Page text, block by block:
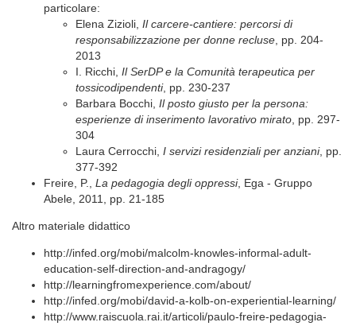
particolare:
Elena Zizioli, Il carcere-cantiere: percorsi di
responsabilizzazione per donne recluse , pp. 204-
2013
I. Ricchi, Il SerDP e la Comunità terapeutica per
tossicodipendenti, pp. 230-237
Barbara Bocchi, Il posto giusto per la persona:
esperienze di inserimento lavorativo mirato , pp. 297-
304
Laura Cerrocchi, I servizi residenziali per anziani, pp.
377-392
Freire, P., La pedagogia degli oppressi, Ega - Gruppo
Abele, 2011, pp. 21-185
Altro materiale didattico
http://infed.org/mobi/malcolm-knowles-informal-adult-
education-self-direction-and-andragogy/
http://learningfromexperience.com/about/
http://infed.org/mobi/david-a-kolb-on-experiential-learning/
http://www.raiscuola.rai.it/articoli/paulo-freire-pedagogia-